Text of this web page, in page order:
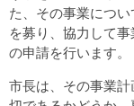
た、その事業につ
を募り、協力して
の申請を行います。
市長は、その事業